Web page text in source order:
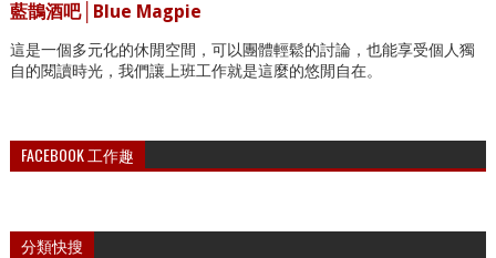
藍鵲酒吧│Blue Magpie
這是一個多元化的休閒空間，可以團體輕鬆的討論，也能享受個人獨
自的閱讀時光，我們讓上班工作就是這麼的悠閒自在。
FACEBOOK 工作趣
分類快搜